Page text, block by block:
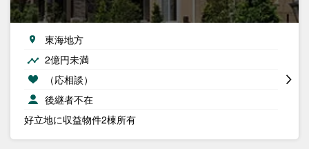
東海地方
2億円未満
（応相談）
後継者不在
好立地に収益物件2棟所有